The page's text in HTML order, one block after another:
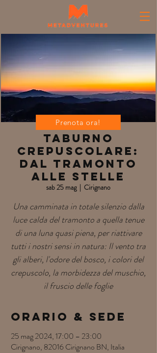
Taburno
Crepuscolare:
dal Tramonto
alle stelle
sab 25 mag
  |
Cirignano
Una camminata in totale silenzio dalla
luce calda del tramonto a quella tenue
di una luna quasi piena, per riattivare
tutti i nostri sensi in natura: Il vento tra
gli alberi, l'odore del bosco, i colori del
crepuscolo, la morbidezza del muschio,
il fruscio delle foglie
Orario & Sede
25 mag 2024, 17:00 – 23:00
Cirignano, 82016 Cirignano BN, Italia
Prenota ora!